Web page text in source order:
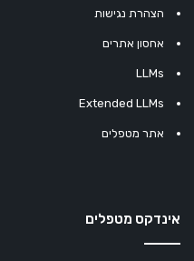
הצהרת נגישות
אחסון אתרים
LLMs
Extended LLMs
אתר מטפלים
אינדקס מטפלים